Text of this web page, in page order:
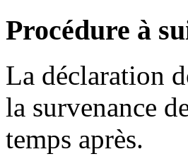
Procédure à
La déclaration
la survenance
temps après.